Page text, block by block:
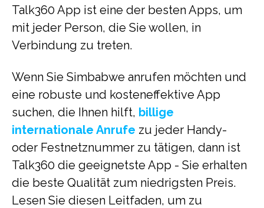
Talk360 App ist eine der besten Apps, um
mit jeder Person, die Sie wollen, in
Verbindung zu treten.
Wenn Sie Simbabwe anrufen möchten und
eine robuste und kosteneffektive App
suchen, die Ihnen hilft, billige
internationale Anrufe zu jeder Handy-
oder Festnetznummer zu tätigen, dann ist
Talk360 die geeignetste App - Sie erhalten
die beste Qualität zum niedrigsten Preis.
Lesen Sie diesen Leitfaden, um zu